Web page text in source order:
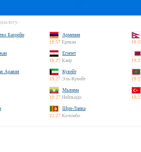
Бахрейн
Армения
19:57 Ереван
Египет
18:27 Каир
Аравия
Кувейт
19:27 Эль-Кувейт
Мьянма
19:27 Нейпьидо
Шри-Ланка
22:27 Коломбо